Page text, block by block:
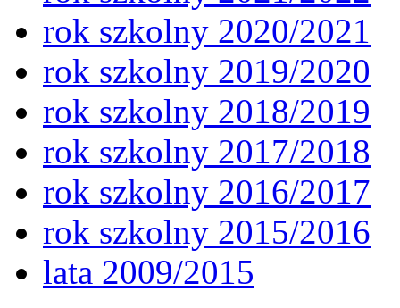
rok szkolny 2020/2021
rok szkolny 2019/2020
rok szkolny 2018/2019
rok szkolny 2017/2018
rok szkolny 2016/2017
rok szkolny 2015/2016
lata 2009/2015